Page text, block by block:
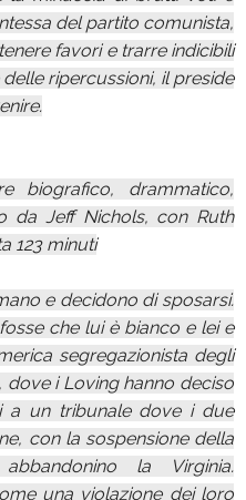
del partito comunista,
favori e trarre indicibili
ripercussioni, il preside
biografico, drammatico,
da Jeff Nichols, con Ruth
123 minuti
e decidono di sposarsi.
che lui è bianco e lei e
segregazionista degli
dove i Loving hanno deciso
a un tribunale dove i due
con la sospensione della
la Virginia.
una violazione dei loro